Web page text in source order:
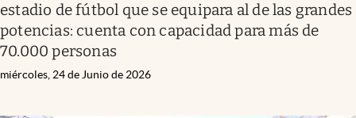
estadio de fútbol que se equipara al de las grandes
potencias: cuenta con capacidad para más de
70.000 personas
miércoles, 24 de Junio de 2026